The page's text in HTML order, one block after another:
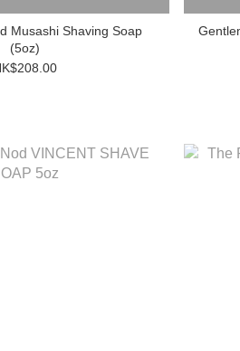
Musashi Shaving Soap
(5oz)